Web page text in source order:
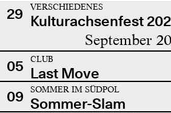
29 VERSCHIEDENES
Kulturachsenfest
September
05 CLUB
Last Move
09
SOMMER IM SÜDPOL
Sommer-Slam